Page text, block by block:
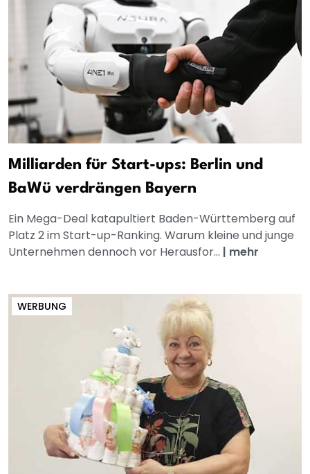
Milliarden für Start-ups: Berlin und
BaWü verdrängen Bayern
Ein Mega-Deal katapultiert Baden-Württemberg auf
Platz 2 im Start-up-Ranking. Warum kleine und junge
Unternehmen dennoch vor Herausfor... | mehr
WERBUNG